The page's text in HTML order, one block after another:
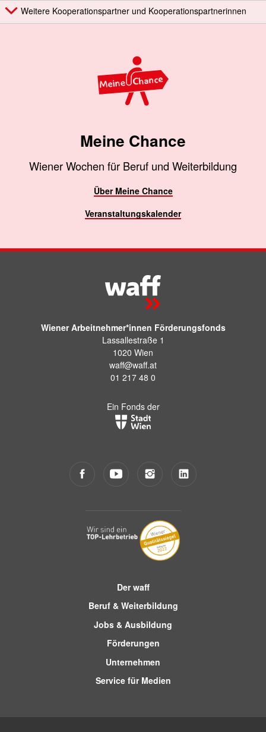
Weitere Kooperationspartner und Kooperationspartnerinnen
Meine Chance
Wiener Wochen für Beruf und Weiterbildung
Über Meine Chance
Veranstaltungskalender
Wiener Arbeitnehmer*innen Förderungsfonds
Lassallestraße 1
1020 Wien
waff@waff.at
01 217 48 0
Ein Fonds der
Der waff
Beruf & Weiterbildung
Jobs & Ausbildung
Förderungen
Unternehmen
Service für Medien